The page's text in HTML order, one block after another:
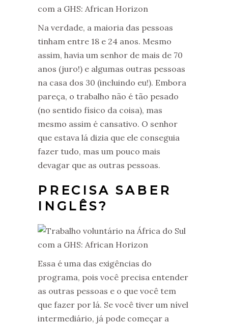
Na verdade, a maioria das pessoas
tinham entre 18 e 24 anos. Mesmo
assim, havia um senhor de mais de 70
anos (juro!) e algumas outras pessoas
na casa dos 30 (incluindo eu!). Embora
pareça, o trabalho não é tão pesado
(no sentido físico da coisa), mas
mesmo assim é cansativo. O senhor
que estava lá dizia que ele conseguia
fazer tudo, mas um pouco mais
devagar que as outras pessoas.
PRECISA SABER
INGLÊS?
Essa é uma das exigências do
programa, pois você precisa entender
as outras pessoas e o que você tem
que fazer por lá. Se você tiver um nível
intermediário, já pode começar a